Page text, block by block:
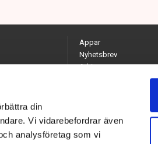
din
Vi vidarebefordrar även
analysföretag som vi
Appar
Nyhetsbrev
Arkiv
Kontakta redaktionen
Chefredaktör och